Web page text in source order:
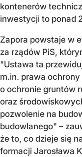
kontenerów
inwestycji to ponad
Zapora powstaje w
za rządów PiS,
"Ustawa ta
m.in. prawa
o ochronie gruntów
oraz
pozwolenie na
budowlanego" –
że to, co dzieje się
formacji Jarosława